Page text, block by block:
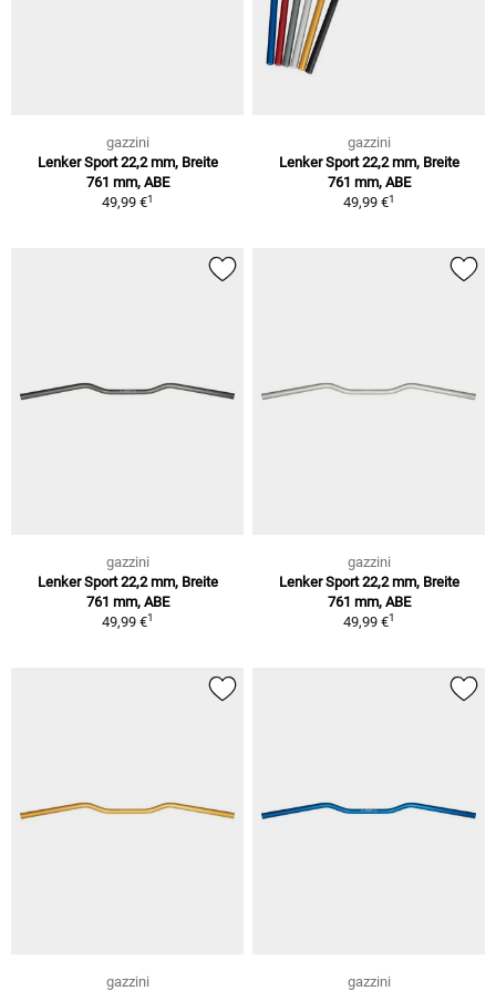
gazzini
Lenker Sport 22,2 mm, Breite
761 mm, ABE
49,99 €1
gazzini
Lenker Sport 22,2 mm, Breite
761 mm, ABE
49,99 €1
gazzini
Lenker Sport 22,2 mm, Breite
761 mm, ABE
49,99 €1
gazzini
Lenker Sport 22,2 mm, Breite
761 mm, ABE
49,99 €1
gazzini
gazzini